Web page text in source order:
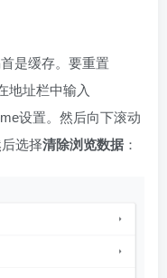
是缓存。要重置
地址栏中输入
设置。然后向下滚动
选择清除浏览数据 ：